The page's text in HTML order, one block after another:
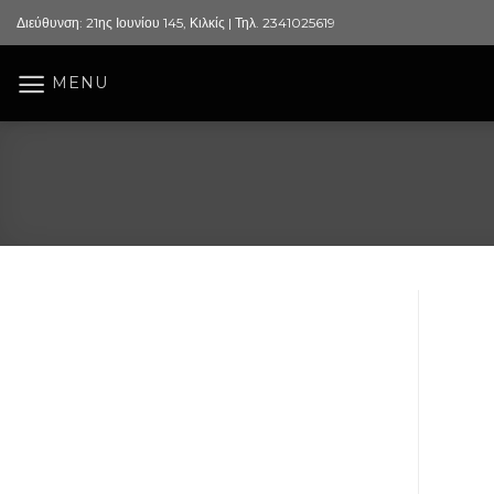
Skip
to
Διεύθυνση: 21ης Ιουνίου 145, Κιλκίς | Τηλ. 2341025619
MENU